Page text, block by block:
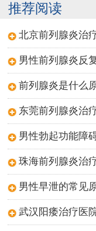
推荐阅读
北京前列腺炎治
男性前列腺炎反
前列腺炎是什么
东莞前列腺炎治
男性勃起功能障
珠海前列腺炎治
男性早泄的常见
武汉阳痿治疗医